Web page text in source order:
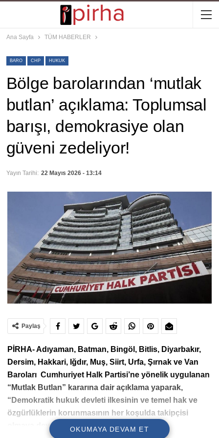
Ana Sayfa TÜM HABERLER
BARO CHP HUKUK
Bölge barolarından ‘mutlak
butlan’ açıklama: Toplumsal
barışı, demokrasiye olan
güveni zedeliyor!
Yayın Tarihi: 22 Mayıs 2026 - 13:14
Paylaş
PİRHA- Adıyaman, Batman, Bingöl, Bitlis, Diyarbakır,
Dersim, Hakkari, Iğdır, Muş, Siirt, Urfa, Şırnak ve Van
Baroları Cumhuriyet Halk Partisi’ne yönelik uygulanan
“Mutlak Butlan” kararına dair açıklama yaparak,
“Demokratik hukuk devleti ilkesinin ve temel hak ve
özgürlüklerin korunmasının her koşulda takipçisi
olmaya devam edeceğiz” dedi.
OKUMAYA DEVAM ET